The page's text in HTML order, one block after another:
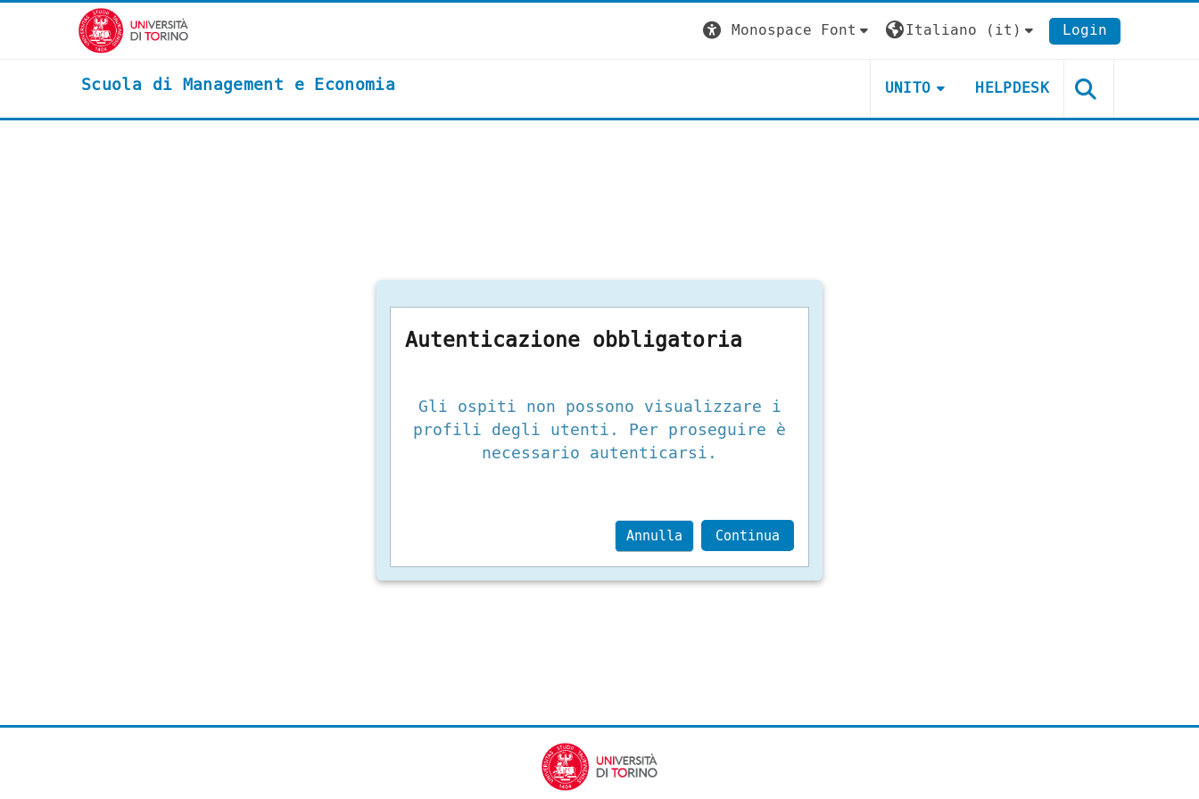
Vai al contenuto principale
Monospace Font
Italiano ‎(it)‎ Login
Scuola di Management e Economia UNITO HELPDESK
Autenticazione obbligatoria
Gli ospiti non possono visualizzare i
profili degli utenti. Per proseguire è
necessario autenticarsi.
Annulla Continua